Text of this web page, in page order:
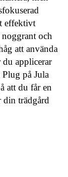
effektivt
och
att använda
applicerar
på Jula
att du får en
trädgård